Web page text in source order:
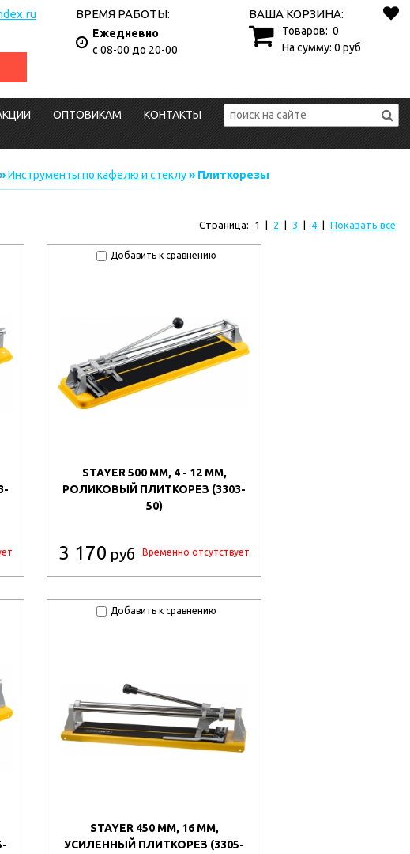
ВРЕМЯ РАБОТЫ:
Ежедневно
с 08-00 до 20-00
ВАША КОРЗИНА:
Товаров: 0
На сумму: 0 руб
ОПТОВИКАМ КОНТАКТЫ
»Инструменты по кафелю и стеклу» Плиткорезы
Страница: 1 2 3 4 Показать все
Добавить к сравнению
STAYER 500 ММ, 4 - 12 ММ,
РОЛИКОВЫЙ ПЛИТКОРЕЗ (3303-
50)
3 170 руб Временно отсутствует
Добавить к сравнению
STAYER 450 ММ, 16 ММ,
УСИЛЕННЫЙ ПЛИТКОРЕЗ (3305-